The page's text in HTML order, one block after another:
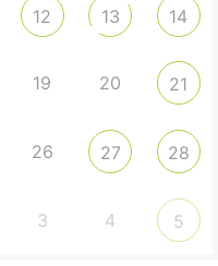
12 13 14
19 20 21
26 27 28
3 4 5